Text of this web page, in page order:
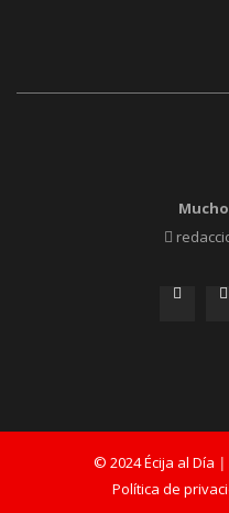
© 2024 Écija al Día |
Política de